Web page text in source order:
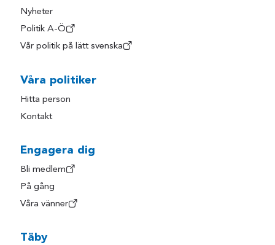
Nyheter
Politik A-Ö
Vår politik på lätt svenska
Våra politiker
Hitta person
Kontakt
Engagera dig
Bli medlem
På gång
Våra vänner
Täby